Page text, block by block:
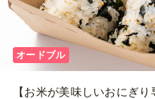
オードブル
【お米が美味しいおにぎ